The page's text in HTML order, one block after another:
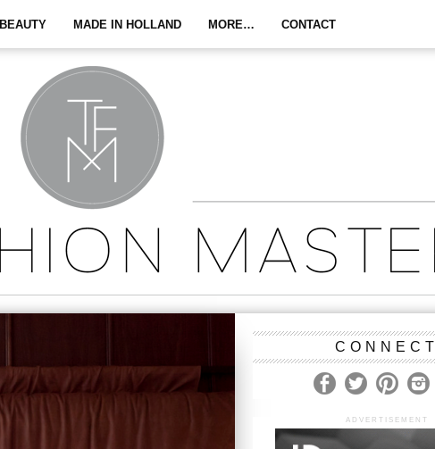
BEAUTY MADE IN HOLLAND MORE… CONTACT
CONNECT
ADVERTISEMENT